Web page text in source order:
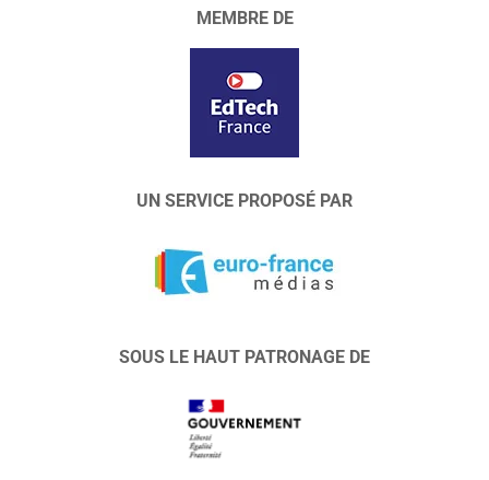
MEMBRE DE
UN SERVICE PROPOSÉ PAR
SOUS LE HAUT PATRONAGE DE